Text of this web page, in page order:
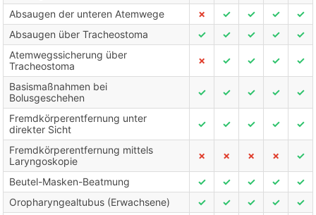
Absaugen der unteren Atemwege ✗ ✓ ✓ ✓
✓
Absaugen über Tracheostoma
✓ ✓ ✓ ✓
✓
Atemwegssicherung über
Tracheostoma
✗ ✓ ✓ ✓ ✓
Basismaßnahmen bei
Bolusgeschehen
✓ ✓ ✓ ✓ ✓
Fremdkörperentfernung unter
direkter Sicht
✓ ✓ ✓ ✓ ✓
Fremdkörperentfernung mittels
Laryngoskopie
✗ ✗ ✗ ✗ ✓
Beutel-Masken-Beatmung ✓ ✓ ✓ ✓
✓
Oropharyngealtubus (Erwachsene)
✓ ✓ ✓ ✓
✓